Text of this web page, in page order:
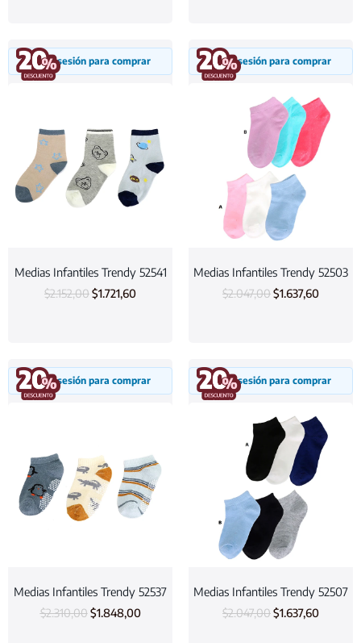
Inicia sesión para comprar
Medias Infantiles Trendy 52541
$2.152,00$1.721,60
Inicia sesión para comprar
Medias Infantiles Trendy 52503
$2.047,00$1.637,60
Inicia sesión para comprar
Medias Infantiles Trendy 52537
$2.310,00 $1.848,00
Inicia sesión para comprar
Medias Infantiles Trendy 52507
$2.047,00$1.637,60